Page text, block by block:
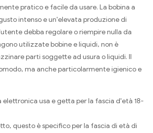
pratico e facile da usare. La bobina a
intenso e un'elevata produzione di
debba regolare o riempire nulla da
utilizzate bobine e liquidi, non è
parti soggette ad usura o liquidi. Il
ma anche particolarmente igienico e
usa e getta per la fascia d'età 18-
questo è specifico per la fascia di età di